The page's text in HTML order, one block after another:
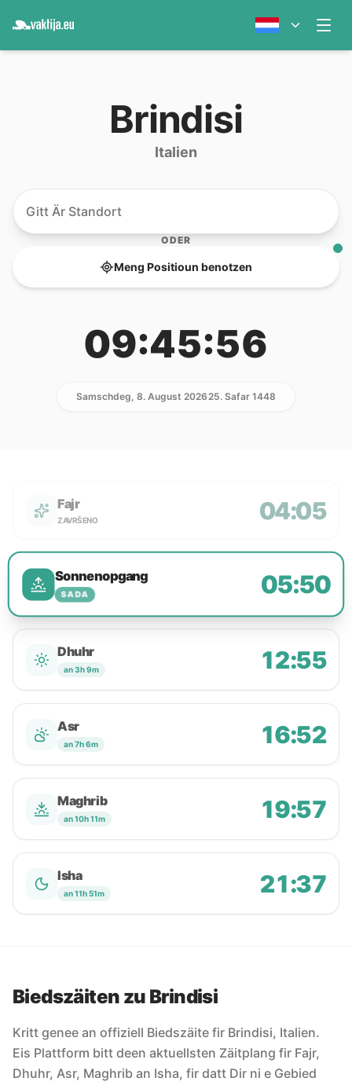
Brindisi
Italien
ODER
Meng Positioun benotzen
09:45:56
Samschdeg, 8. August 202625. Safar 1448
Fajr
ZAVRŠENO 04:05
Sonnenopgang
SADA 05:50
Dhuhr
an 3h 9m 12:55
Asr
an 7h 6m 16:52
Maghrib
an 10h 11m 19:57
Isha
an 11h 51m 21:37
Biedszäiten zu Brindisi
Kritt genee an offiziell Biedszäite fir Brindisi, Italien.
Eis Plattform bitt deen aktuellsten Zäitplang fir Fajr,
Dhuhr, Asr, Maghrib an Isha, fir datt Dir ni e Gebied